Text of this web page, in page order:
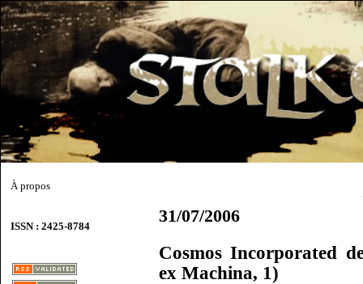
À propos
ISSN : 2425-8784
31/07/2006
Cosmos Incorporated
ex Machina, 1)